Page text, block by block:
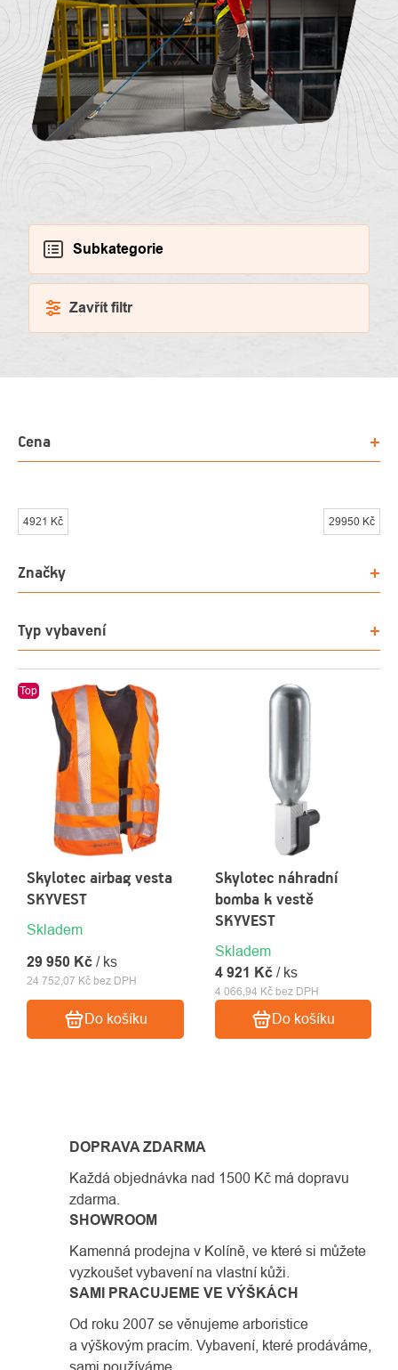
nás
Kontakty
Subkategorie
Zavřít filtr
Cena
4921 Kč 29950 Kč
Značky
Typ vybavení
VÝPIS
PRODUKTŮ
Top
Skylotec airbag vesta
SKYVEST
Skladem
24 752,07 Kč bez DPH
29 950 Kč / ks
Do košíku
Skylotec náhradní
bomba k vestě
SKYVEST
Skladem
4 066,94 Kč bez DPH
4 921 Kč / ks
Do košíku
VÝPISU
DOPRAVA ZDARMA
Každá objednávka nad 1500 Kč má dopravu
zdarma.
SHOWROOM
Kamenná prodejna v Kolíně, ve které si můžete
vyzkoušet vybavení na vlastní kůži.
SAMI PRACUJEME VE VÝŠKÁCH
Od roku 2007 se věnujeme arboristice
a výškovým pracím. Vybavení, které prodáváme,
sami používáme.